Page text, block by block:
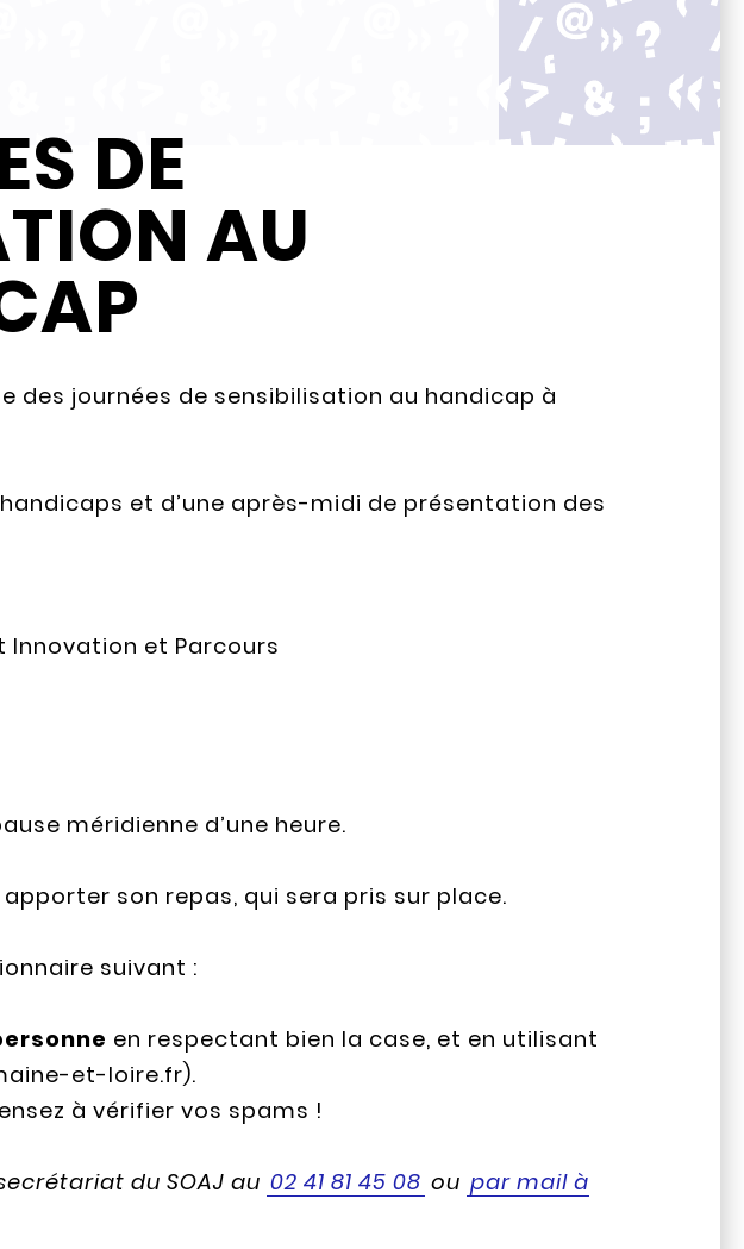
DE
AU
des journées de sensibilisation au handicap à
et d’une après-midi de présentation des
Innovation et Parcours
méridienne d’une heure.
son repas, qui sera pris sur place.
suivant :
en respectant bien la case, et en utilisant
et-loire.fr).
à vérifier vos spams !
du SOAJ au 02 41 81 45 08 ou par mail à